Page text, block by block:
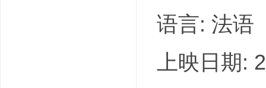
语言: 法语
上映日期: